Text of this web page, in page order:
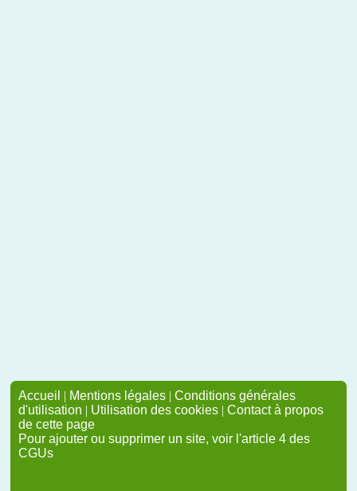
Accueil | Mentions légales | Conditions générales
d'utilisation | Utilisation des cookies | Contact à propos
de cette page
Pour ajouter ou supprimer un site, voir l'article 4 des
CGUs